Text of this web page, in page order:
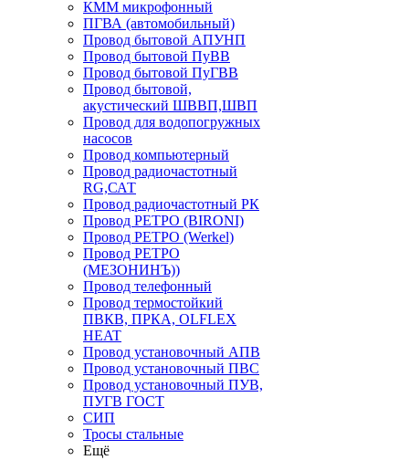
КММ микрофонный
ПГВА (автомобильный)
Провод бытовой АПУНП
Провод бытовой ПуВВ
Провод бытовой ПуГВВ
Провод бытовой,
акустический ШВВП,ШВП
Провод для водопогружных
насосов
Провод компьютерный
Провод радиочастотный
RG,САТ
Провод радиочастотный РК
Провод РЕТРО (BIRONI)
Провод РЕТРО (Werkel)
Провод РЕТРО
(МЕЗОНИНЪ))
Провод телефонный
Провод термостойкий
ПВКВ, ПРКА, OLFLEX
HEAT
Провод установочный АПВ
Провод установочный ПВС
Провод установочный ПУВ,
ПУГВ ГОСТ
СИП
Тросы стальные
Ещё